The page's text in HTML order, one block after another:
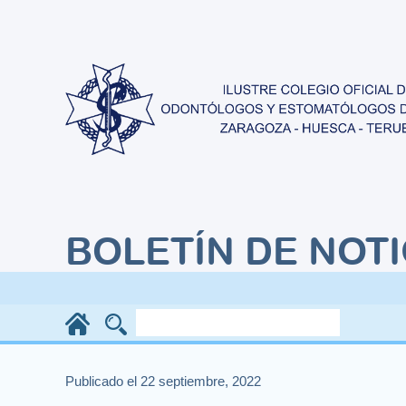
BOLETÍN DE
Publicado el 22 septiembre, 2022